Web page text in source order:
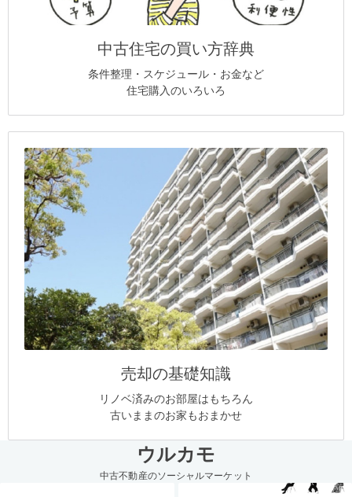
中古住宅の買い方辞典
条件整理・スケジュール・お金など
住宅購入のいろいろ
売却の基礎知識
リノベ済みのお部屋はもちろん
古いままのお家もおまかせ
ウルカモ
中古不動産のソーシャルマーケット